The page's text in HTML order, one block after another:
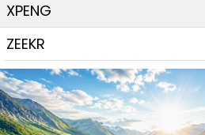
XPENG
ZEEKR